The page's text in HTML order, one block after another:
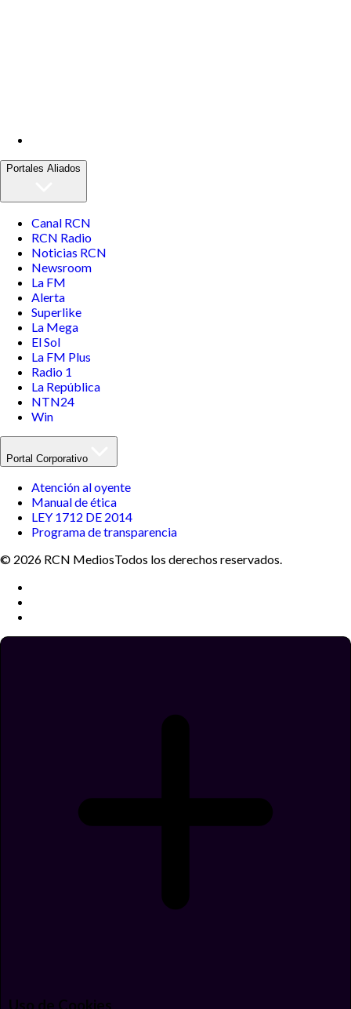
Portales Aliados
Canal RCN
RCN Radio
Noticias RCN
Newsroom
La FM
Alerta
Superlike
La Mega
El Sol
La FM Plus
Radio 1
La República
NTN24
Win
Portal Corporativo
Atención al oyente
Manual de ética
LEY 1712 DE 2014
Programa de transparencia
© 2026 RCN MediosTodos los derechos reservados.
Uso de Cookies